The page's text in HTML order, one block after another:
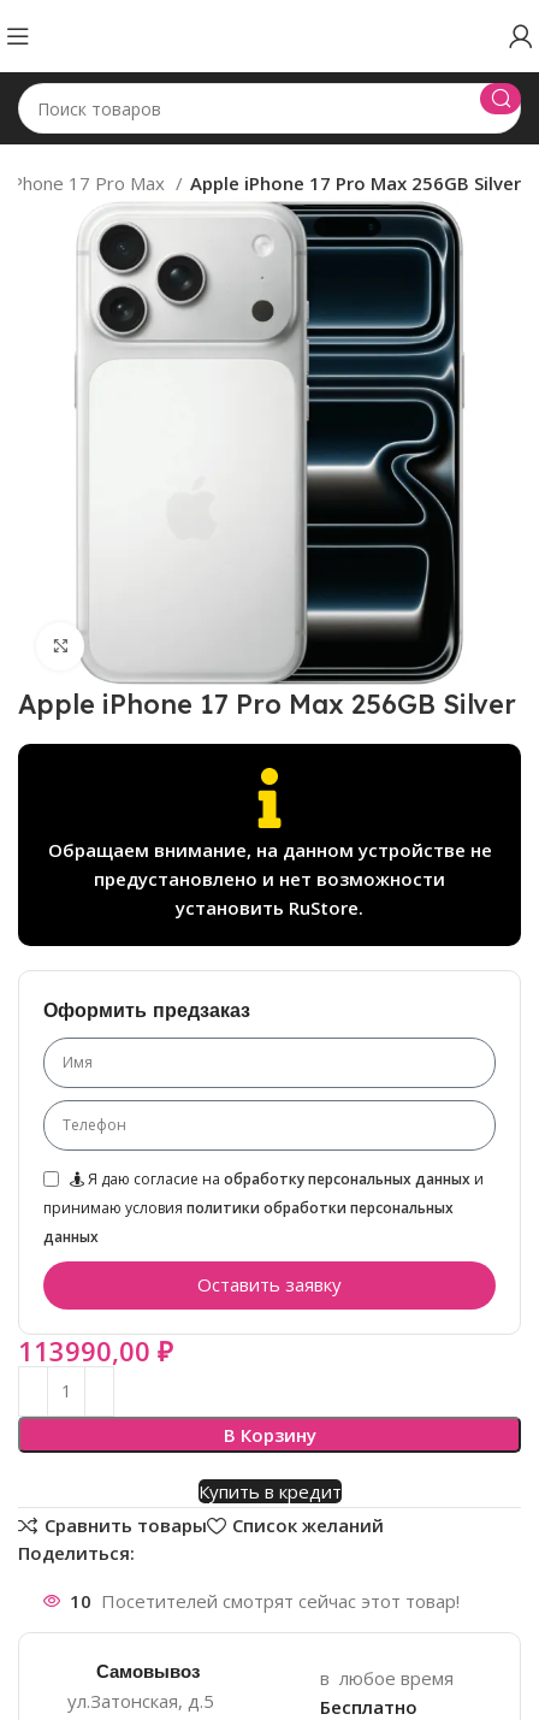
iPhone 17 Pro Max Apple iPhone 17 Pro Max 256GB Silver
Нажмите, чтобы увеличить
Apple iPhone 17 Pro Max 256GB Silver
Обращаем внимание, на данном устройстве не
предустановлено и нет возможности
установить RuStore.
Оформить предзаказ
Я даю согласие наобработку персональных данных и
принимаю условияполитики обработки персональных
данных
Оставить заявку
113990,00₽
В Корзину
Купить в кредит
Сравнить товары
Список желаний
Поделиться:
10 Посетителей смотрят сейчас этот товар!
Самовывоз
ул.Затонская, д.5
в любое время
Бесплатно